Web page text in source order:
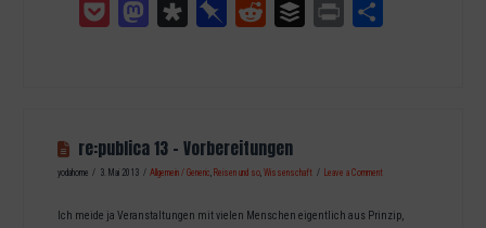
Pocket MastodonDiasporaPinboardReddit Buffer Print
re:publica 13 – Vorbereitungen
yodahome 3. Mai 2013 Allgemein / Generic, Reisen und so,Wissenschaft Leave a Comment
Ich meide ja Veranstaltungen mit vielen Menschen eigentlich aus Prinzip,